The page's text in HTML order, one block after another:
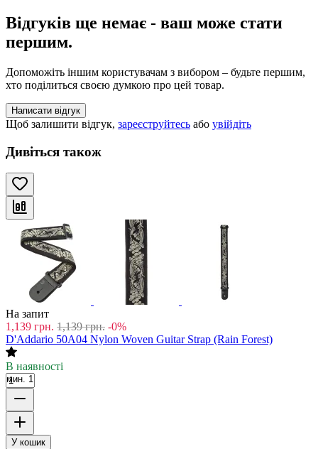
Відгуків ще немає - ваш може стати
першим.
Допоможіть іншим користувачам з вибором – будьте першим,
хто поділиться своєю думкою про цей товар.
Написати відгук
Щоб залишити відгук, зареєструйтесь або увійдіть
Дивіться також
На запит
1,139 грн. 1,139 грн. -0%
D'Addario 50A04 Nylon Woven Guitar Strap (Rain Forest)
В наявності
мин. 1
У кошик